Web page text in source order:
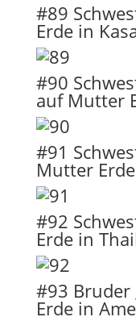
#89
Erde in
#90
auf Mutter
#91
Mutter
#92
Erde in
#93
Erde in